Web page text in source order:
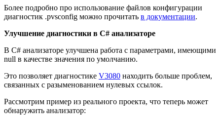
Более подробно про использование файлов конфигурации
диагностик .pvsconfig можно прочитать в документации.
Улучшение диагностики в C# анализаторе
В C# анализаторе улучшена работа с параметрами, имеющими
null в качестве значения по умолчанию.
Это позволяет диагностике V3080 находить больше проблем,
связанных с разыменованием нулевых ссылок.
Рассмотрим пример из реального проекта, что теперь может
обнаружить анализатор: